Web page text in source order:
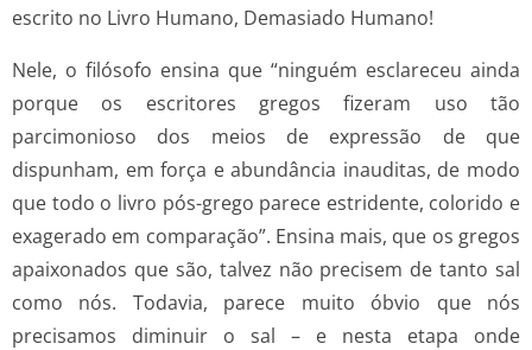
escrito no Livro Humano, Demasiado Humano!
Nele, o filósofo ensina que “ninguém esclareceu ainda
porque os escritores gregos fizeram uso tão
parcimonioso dos meios de expressão de que
dispunham, em força e abundância inauditas, de modo
que todo o livro pós-grego parece estridente, colorido e
exagerado em comparação”. Ensina mais, que os gregos
apaixonados que são, talvez não precisem de tanto sal
como nós. Todavia, parece muito óbvio que nós
precisamos diminuir o sal – e nesta etapa onde